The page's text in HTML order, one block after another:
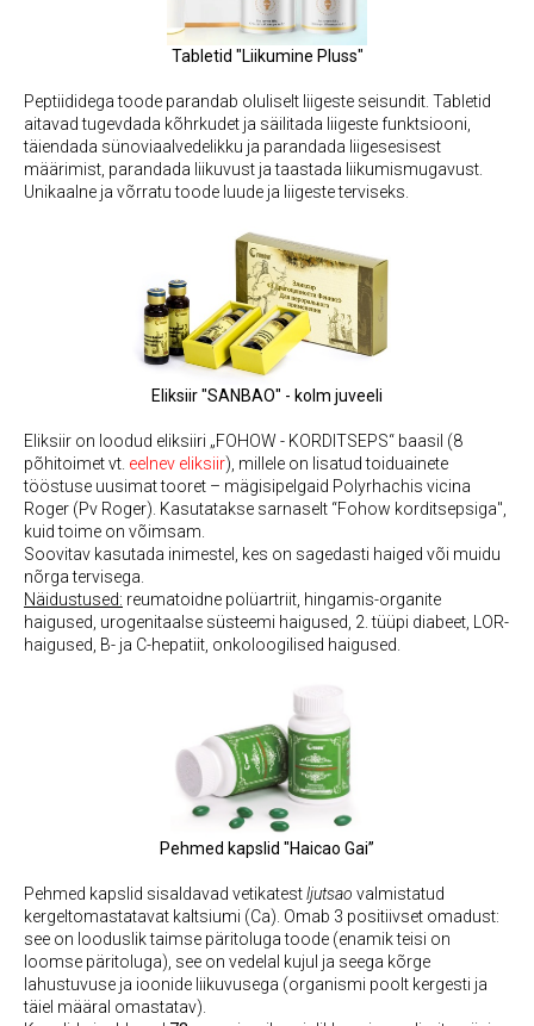
Tabletid "Liikumine Pluss"
Peptiididega toode parandab oluliselt liigeste seisundit. Tabletid
aitavad tugevdada kõhrkudet ja säilitada liigeste funktsiooni,
täiendada sünoviaalvedelikku ja parandada liigesesisest
määrimist, parandada liikuvust ja taastada liikumismugavust.
Unikaalne ja võrratu toode luude ja liigeste terviseks.
Eliksiir "SANBAO" - kolm juveeli
Eliksiir on loodud eliksiiri „FOHOW - KORDITSEPS“ baasil (8
põhitoimet vt. eelnev eliksiir), millele on lisatud toiduainete
tööstuse uusimat tooret – mägisipelgaid Polyrhachis vicina
Roger (Pv Roger). Kasutatakse sarnaselt “Fohow korditsepsiga",
kuid toime on võimsam.
Soovitav kasutada inimestel, kes on sagedasti haiged või muidu
nõrga tervisega.
Näidustused: reumatoidne polüartriit, hingamis-organite
haigused, urogenitaalse süsteemi haigused, 2. tüüpi diabeet, LOR-
haigused, B- ja C-hepatiit, onkoloogilised haigused.
Pehmed kapslid "Haicao Gai”
Pehmed kapslid sisaldavad vetikatestljutsao valmistatud
kergeltomastatavat kaltsiumi (Ca). Omab 3 positiivset omadust:
see on looduslik taimse päritoluga toode (enamik teisi on
loomse päritoluga), see on vedelal kujul ja seega kõrge
lahustuvuse ja ioonide liikuvusega (organismi poolt kergesti ja
täiel määral omastatav).